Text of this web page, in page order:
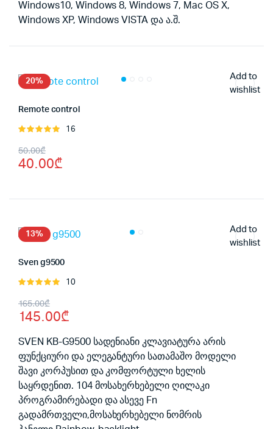
Windows10, Windows 8, Windows 7, Mac OS X,
Windows XP, Windows VISTA და ა.შ.
20%
Add to
wishlist
Remote control
შეფასება
დან
16
50.00₾
Original
price
40.00₾
Current
price
13%
Add to
wishlist
Sven g9500
შეფასება
დან
10
165.00₾
Original
price
was:
165.00₾.
145.00₾
Current
price
is:
145.00₾.
SVEN KB-G9500 სადენიანი კლავიატურა არის
ფუნქციური და ელეგანტური სათამაშო მოდელი
შავი კორპუსით და კომფორტული ხელის
საყრდენით. 104 მოსახერხებელი ღილაკი
პროგრამირებადი და ასევე Fn
გადამრთველი,მოსახერხებელი ნომრის